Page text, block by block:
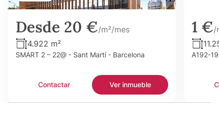
Desde 20 €/m²/mes
4.922 m²
SMART 2 – 22@ - Sant Martí - Barcelona
Contactar Ver inmueble
1 €/
A192-